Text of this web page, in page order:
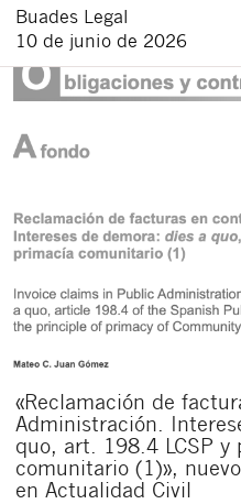
Buades Legal
10 de junio de 2026
«Reclamación de
Administración.
quo, art. 198.4 LCSP
comunitario (1)»,
en Actualidad Civil